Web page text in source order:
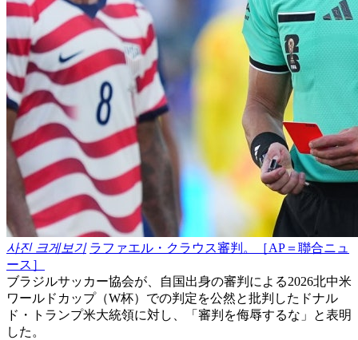
사진 크게보기 ラファエル・クラウス審判。［AP＝聯合ニュ
ース］
ブラジルサッカー協会が、自国出身の審判による2026北中米
ワールドカップ（W杯）での判定を公然と批判したドナル
ド・トランプ米大統領に対し、「審判を侮辱するな」と表明
した。